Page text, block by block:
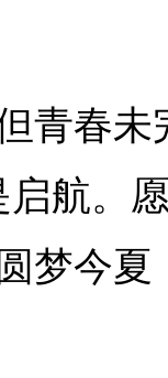
青春未
航。
梦今夏